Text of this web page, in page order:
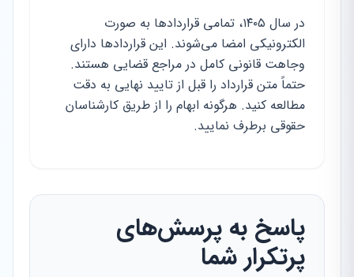
در سال ۱۴۰۵، تمامی قراردادها به صورت
الکترونیکی امضا می‌شوند. این قراردادها دارای
وجاهت قانونی کامل در مراجع قضایی هستند.
حتماً متن قرارداد را قبل از تایید نهایی به دقت
مطالعه کنید. هرگونه ابهام را از طریق کارشناسان
حقوقی برطرف نمایید.
پاسخ به پرسش‌های
پرتکرار شما